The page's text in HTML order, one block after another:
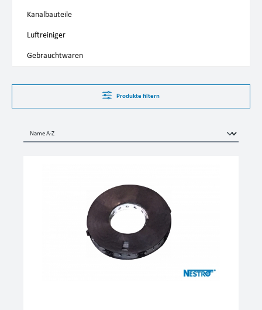
Kanalbauteile
Luftreiniger
Gebrauchtwaren
Produkte filtern